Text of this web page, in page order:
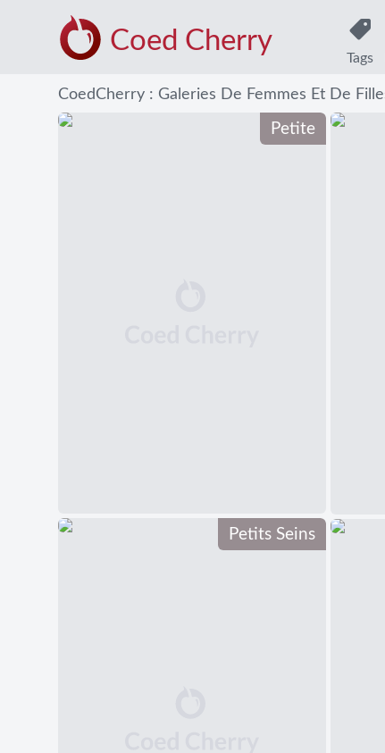
Coed Cherry
Tags
CoedCherry : Galeries De Femmes Et De
Petite
Petits Seins